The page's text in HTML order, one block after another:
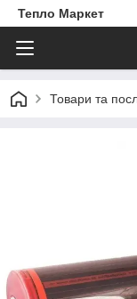
Тепло Маркет
Товари та